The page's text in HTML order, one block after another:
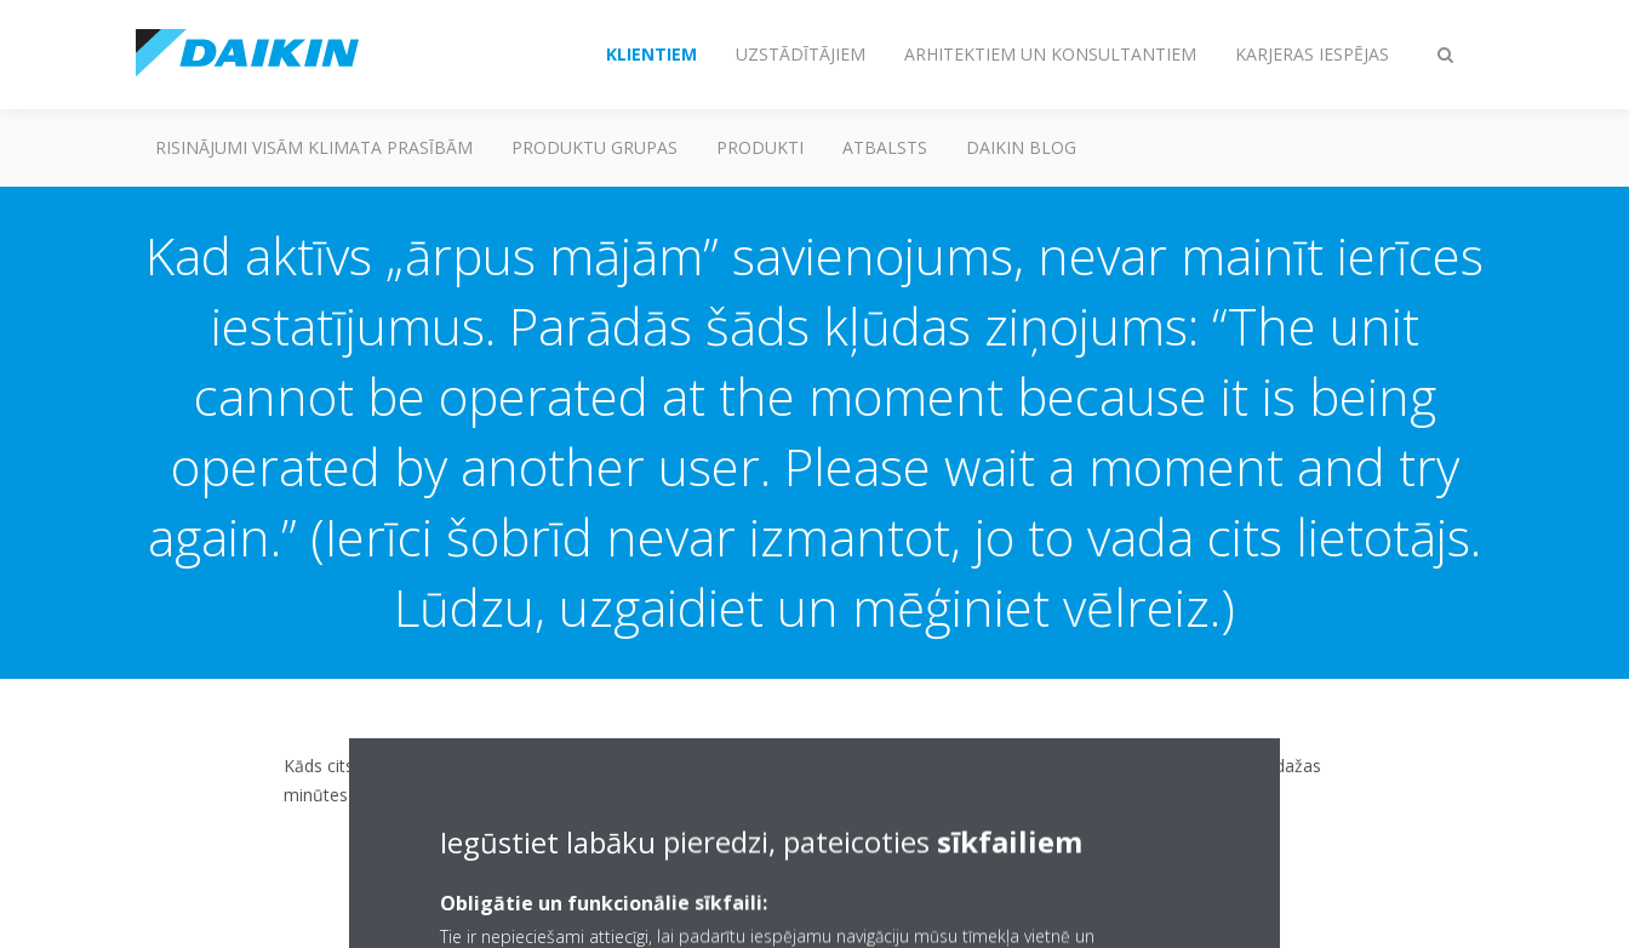
Pārslēgt
KLIENTIEM UZSTĀDĪTĀJIEM ARHITEKTIEM UN KONSULTANTIEM KARJERAS IESPĒJAS
RISINĀJUMI VISĀM KLIMATA PRASĪBĀM PRODUKTU GRUPAS PRODUKTI ATBALSTS DAIKIN BLOG
Kad aktīvs „ārpus mājām” savienojums, nevar mainīt ierīces
iestatījumus. Parādās šāds kļūdas ziņojums: “The unit
cannot be operated at the moment because it is being
operated by another user. Please wait a moment and try
again.” (Ierīci šobrīd nevar izmantot, jo to vada cits lietotājs.
Lūdzu, uzgaidiet un mēģiniet vēlreiz.)
Kāds cits lietotājs vada iekštelpu ierīci, izmantojot, piemēram, infrasarkano tālvadības kontrolieri vai citu viedtālruni. Nogaidiet dažas
minūtes un mēģiniet vēlreiz.
Iegūstiet labāku pieredzi, pateicoties sīkfailiem
Obligātie un funkcionālie sīkfaili:
Tie ir nepieciešami attiecīgi, lai padarītu iespējamu navigāciju mūsu tīmekļa vietnē un